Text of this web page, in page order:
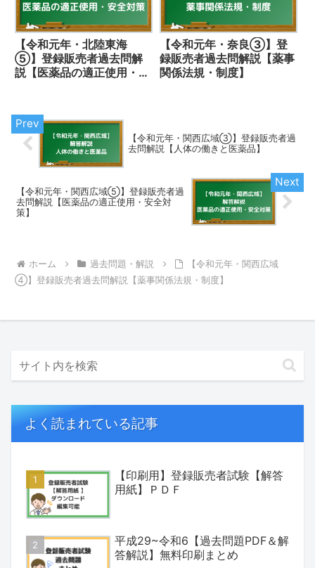
【令和元年・北陸東海
⑤】登録販売者過去問解
説【医薬品の適正使用・安
【令和元年・奈良③】登
録販売者過去問解説【薬事
関係法規・制度】
【令和元年・関西広域③】登録販売者過
去問解説【人体の働きと医薬品】
【令和元年・関西広域⑤】登録販売者過
去問解説【医薬品の適正使用・安全対
策】
ホーム 過去問題・解説
【令和元年・関西広域
④】登録販売者過去問解説【薬事関係法規・制度】
よく読まれている記事
【印刷用】登録販売者試験【解答
用紙】ＰＤＦ
平成29~令和6【過去問題PDF＆解
答解説】無料印刷まとめ